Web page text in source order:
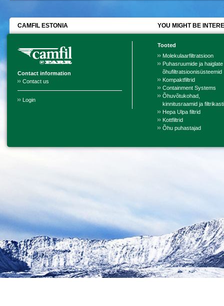
CAMFIL ESTONIA
Contact information
Contact us
Login
YOU MIGHT BE
Tooted
Molekulaarfiltratsioon
Puhasruumide ja haiglate
õhufiltratsioonisüsteemid
Kompaktfiltrid
Containment Systems
Õhuvõtukohad,
kinnitusraamid ja
Hepa Ulpa filtrid
Kottfiltrid
Õhu puhastajad